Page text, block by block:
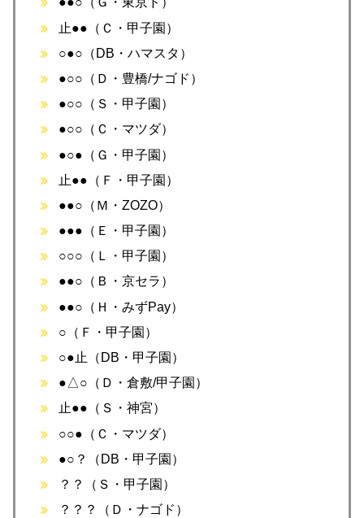
止●●（Ｃ・甲子園）
○●○（DB・ハマスタ）
●○○（Ｄ・豊橋/ナゴド）
●○○（Ｓ・甲子園）
●○○（Ｃ・マツダ）
●○●（Ｇ・甲子園）
止●●（Ｆ・甲子園）
●●○（Ｍ・ZOZO）
●●●（Ｅ・甲子園）
○○○（Ｌ・甲子園）
●●○（Ｂ・京セラ）
●●○（Ｈ・みずPay）
○（Ｆ・甲子園）
○●止（DB・甲子園）
●△○（Ｄ・倉敷/甲子園）
止●●（Ｓ・神宮）
○○●（Ｃ・マツダ）
●○？（DB・甲子園）
？？（Ｓ・甲子園）
？？？（Ｄ・ナゴド）